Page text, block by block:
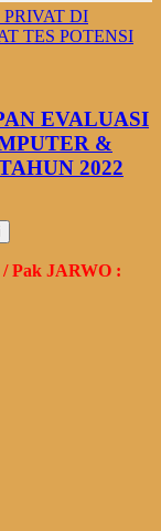
PRIVAT DI
TES POTENSI
EVALUASI
&
2022
Pak JARWO :